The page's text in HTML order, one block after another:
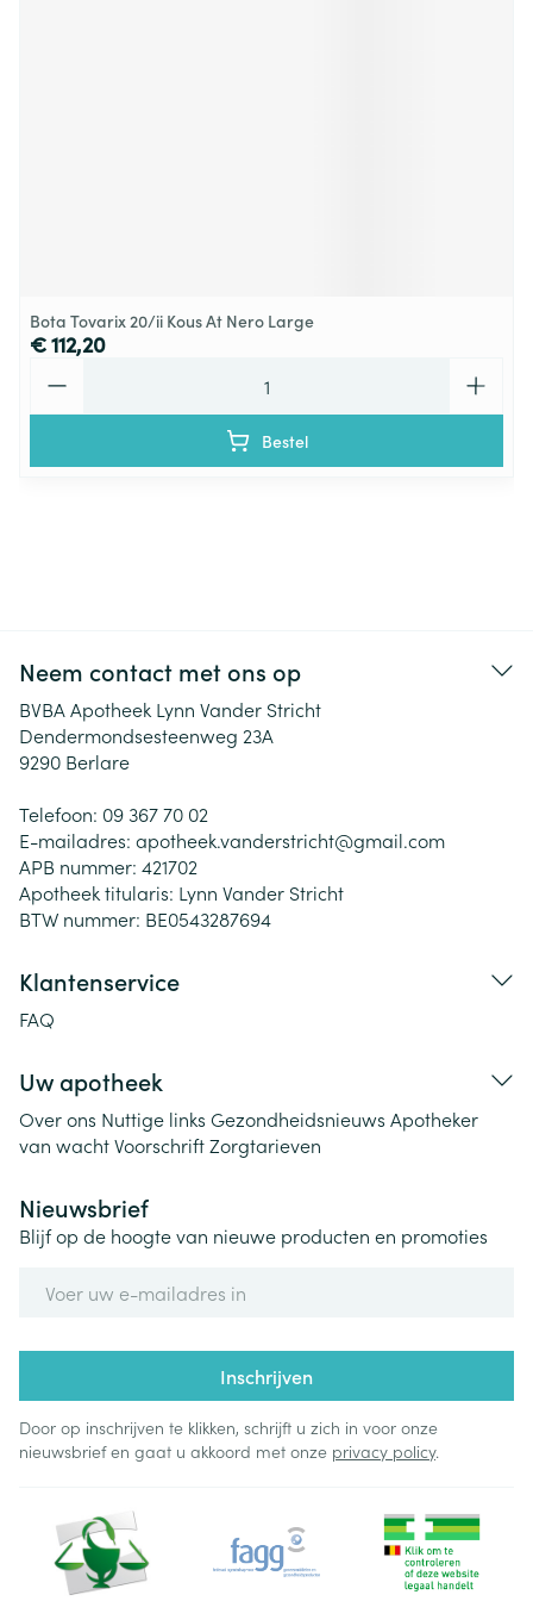
Bota Tovarix 20/ii Kous At Nero Large
€ 112,20
Bestel
Neem contact met ons op
BVBA Apotheek Lynn Vander Stricht
Dendermondsesteenweg 23A
9290 Berlare
Telefoon: 09 367 70 02
E-mailadres: apotheek.vanderstricht@gmail.com
APB nummer: 421702
Apotheek titularis: Lynn Vander Stricht
BTW nummer: BE0543287694
Klantenservice
FAQ
Uw apotheek
Over ons Nuttige links Gezondheidsnieuws Apotheker
van wachtVoorschriftZorgtarieven
Nieuwsbrief
Blijf op de hoogte van nieuwe producten en promoties
Inschrijven
Door op inschrijven te klikken, schrijft u zich in voor onze
nieuwsbrief en gaat u akkoord met onze privacy policy.